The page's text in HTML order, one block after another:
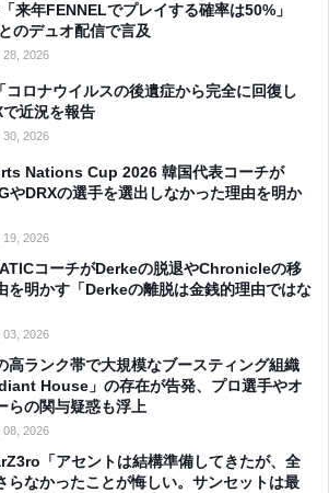
来年FENNELでプレイする確率は50%」
のデュオ配信で言及
28, 2026
コロナウイルスの後遺症から完全に回復し
で近況を報告
30, 2026
Nations Cup 2026 韓国代表コーチが
やDRXの選手を選出しなかった理由を明か
19, 2026
コーチがDerkeの脱退やChronicleの移
を明かす「Derkeの離脱は金銭的理由ではな
03, 2026
高ランク帯で大規模なブースティング組織
House」の存在が告発、プロ選手やオ
らの関与疑惑も浮上
08, 2026
「アセントは結構準備してきたが、全
らなかったことが悔しい。サンセットは最